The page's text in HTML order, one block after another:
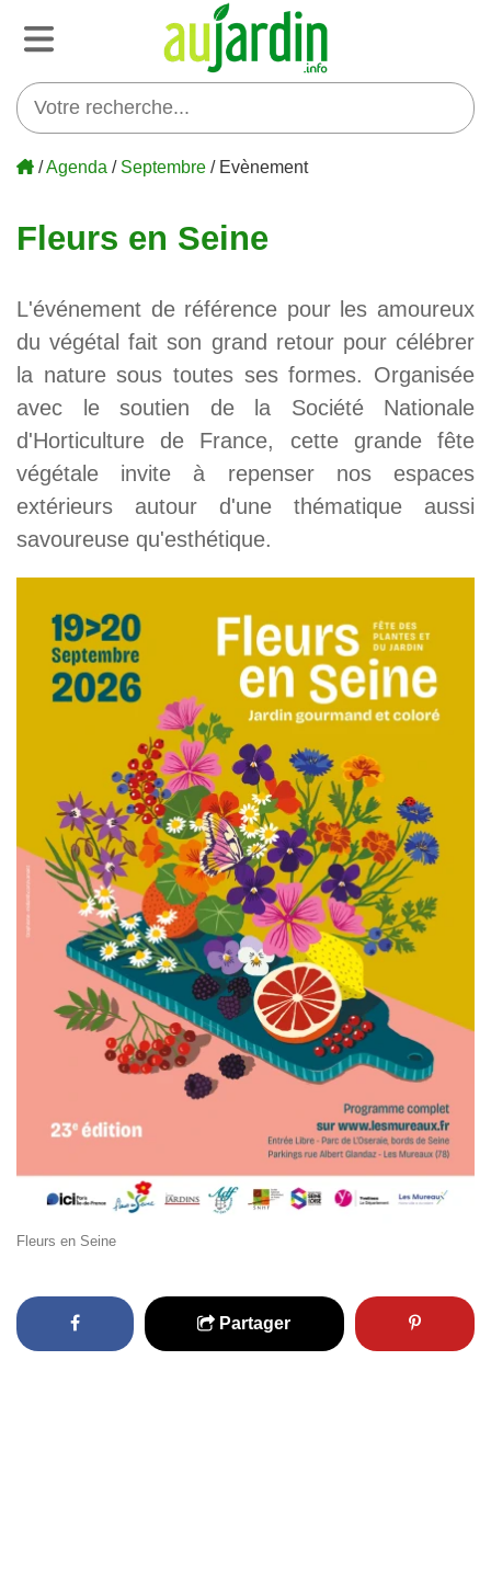
/Agenda / Septembre / Evènement
Fleurs en Seine
L'événement de référence pour les amoureux
du végétal fait son grand retour pour célébrer
la nature sous toutes ses formes. Organisée
avec le soutien de la Société Nationale
d'Horticulture de France, cette grande fête
végétale invite à repenser nos espaces
extérieurs autour d'une thématique aussi
savoureuse qu'esthétique.
Fleurs en Seine
Partager